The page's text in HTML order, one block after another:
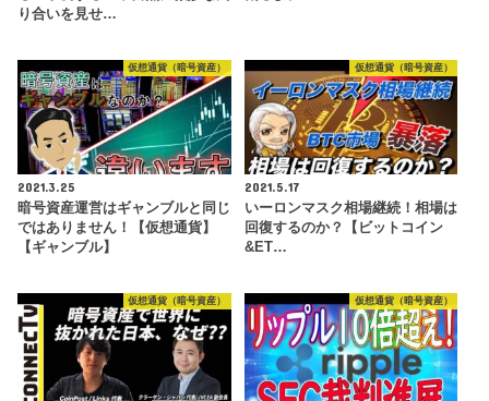
り合いを見せ…
仮想通貨（暗号資産）
2021.3.25
暗号資産運営はギャンブルと同じ
ではありません！【仮想通貨】
【ギャンブル】
仮想通貨（暗号資産）
2021.5.17
いーロンマスク相場継続！相場は
回復するのか？【ビットコイン
&ET…
仮想通貨（暗号資産） 仮想通貨（暗号資産）